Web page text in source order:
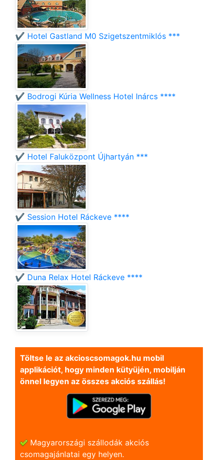
✔️ Hotel Gastland M0 Szigetszentmiklós ***
✔️ Bodrogi Kúria Wellness Hotel Inárcs ****
✔️ Hotel Faluközpont Újhartyán ***
✔️ Session Hotel Ráckeve ****
✔️ Duna Relax Hotel Ráckeve ****
Töltse le az akcioscsomagok.hu mobil
applikációt, hogy minden kütyüjén, mobilján
önnel legyen az összes akciós szállás!
Magyarországi szállodák akciós
csomagajánlatai egy helyen.